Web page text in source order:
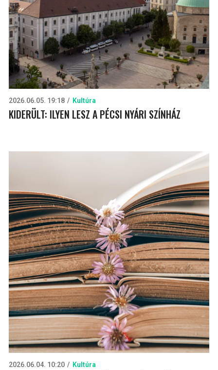
2026.06.05. 19:18 Kultúra
KIDERÜLT: ILYEN LESZ A PÉCSI NYÁRI SZÍNHÁZ
2026.06.04. 10:20 Kultúra